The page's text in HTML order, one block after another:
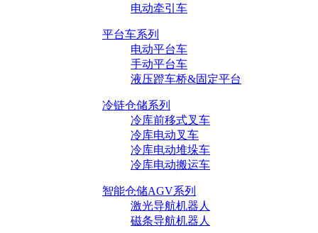
电动牵引车
平台车系列
电动平台车
手动平台车
液压蹬车桥&固定平台
冷链仓储系列
冷库前移式叉车
冷库电动叉车
冷库电动堆垛车
冷库电动搬运车
智能仓储AGV系列
激光导航机器人
磁条导航机器人